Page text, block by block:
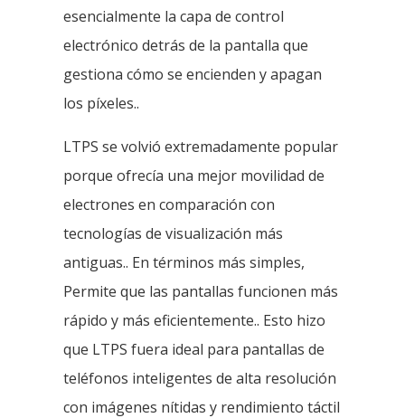
esencialmente la capa de control
electrónico detrás de la pantalla que
gestiona cómo se encienden y apagan
los píxeles..
LTPS se volvió extremadamente popular
porque ofrecía una mejor movilidad de
electrones en comparación con
tecnologías de visualización más
antiguas.. En términos más simples,
Permite que las pantallas funcionen más
rápido y más eficientemente.. Esto hizo
que LTPS fuera ideal para pantallas de
teléfonos inteligentes de alta resolución
con imágenes nítidas y rendimiento táctil